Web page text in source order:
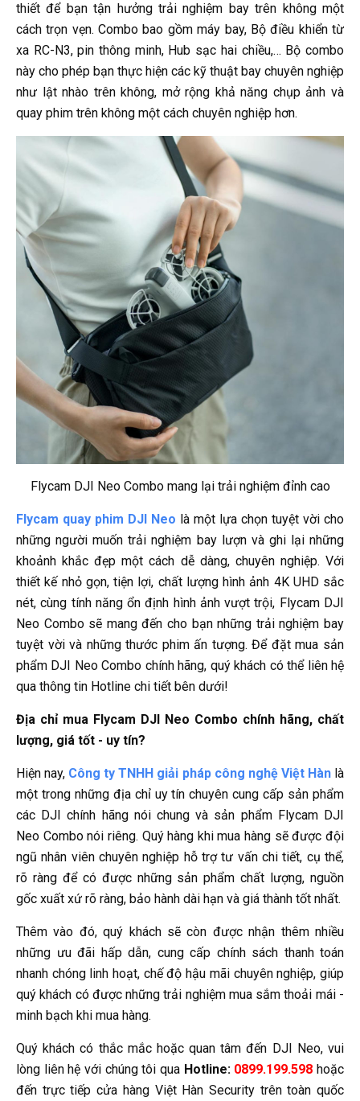
thiết để bạn tận hưởng trải nghiệm bay trên không một
cách trọn vẹn. Combo bao gồm máy bay, Bộ điều khiển từ
xa RC-N3, pin thông minh, Hub sạc hai chiều,… Bộ combo
này cho phép bạn thực hiện các kỹ thuật bay chuyên nghiệp
như lật nhào trên không, mở rộng khả năng chụp ảnh và
quay phim trên không một cách chuyên nghiệp hơn.
Flycam DJI Neo Combo mang lại trải nghiệm đỉnh cao
Flycam quay phim DJI Neo là một lựa chọn tuyệt vời cho
những người muốn trải nghiệm bay lượn và ghi lại những
khoảnh khắc đẹp một cách dễ dàng, chuyên nghiệp. Với
thiết kế nhỏ gọn, tiện lợi, chất lượng hình ảnh 4K UHD sắc
nét, cùng tính năng ổn định hình ảnh vượt trội, Flycam DJI
Neo Combo sẽ mang đến cho bạn những trải nghiệm bay
tuyệt vời và những thước phim ấn tượng. Để đặt mua sản
phẩm DJI Neo Combo chính hãng, quý khách có thể liên hệ
qua thông tin Hotline chi tiết bên dưới!
Địa chỉ mua Flycam DJI Neo Combo chính hãng, chất
lượng, giá tốt - uy tín?
Hiện nay, Công ty TNHH giải pháp công nghệ Việt Hànlà
một trong những địa chỉ uy tín chuyên cung cấp sản phẩm
các DJI chính hãng nói chung và sản phẩm Flycam DJI
Neo Combo nói riêng. Quý hàng khi mua hàng sẽ được đội
ngũ nhân viên chuyên nghiệp hỗ trợ tư vấn chi tiết, cụ thể,
rõ ràng để có được những sản phẩm chất lượng, nguồn
gốc xuất xứ rõ ràng, bảo hành dài hạn và giá thành tốt nhất.
Thêm vào đó, quý khách sẽ còn được nhận thêm nhiều
những ưu đãi hấp dẫn, cung cấp chính sách thanh toán
nhanh chóng linh hoạt, chế độ hậu mãi chuyên nghiệp, giúp
quý khách có được những trải nghiệm mua sắm thoải mái -
minh bạch khi mua hàng.
Quý khách có thắc mắc hoặc quan tâm đến DJI Neo, vui
lòng liên hệ với chúng tôi qua Hotline: 0899.199.598 hoặc
đến trực tiếp cửa hàng Việt Hàn Security trên toàn quốc